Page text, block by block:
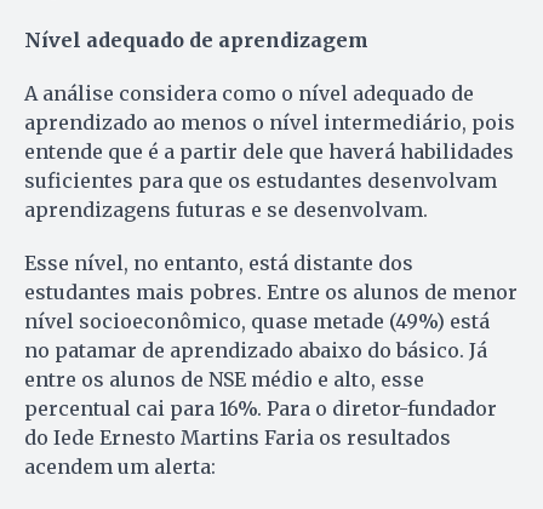
Nível adequado de aprendizagem
A análise considera como o nível adequado de
aprendizado ao menos o nível intermediário, pois
entende que é a partir dele que haverá habilidades
suficientes para que os estudantes desenvolvam
aprendizagens futuras e se desenvolvam.
Esse nível, no entanto, está distante dos
estudantes mais pobres. Entre os alunos de menor
nível socioeconômico, quase metade (49%) está
no patamar de aprendizado abaixo do básico. Já
entre os alunos de NSE médio e alto, esse
percentual cai para 16%. Para o diretor-fundador
do Iede Ernesto Martins Faria os resultados
acendem um alerta: